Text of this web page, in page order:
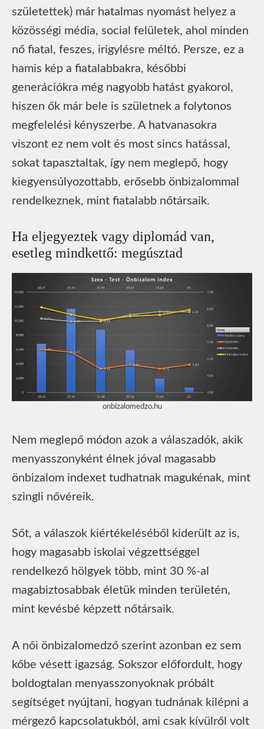
születettek) már hatalmas nyomást helyez a
közösségi média, social felületek, ahol minden
nő fiatal, feszes, irigylésre méltó. Persze, ez a
hamis kép a fiatalabbakra, későbbi
generációkra még nagyobb hatást gyakorol,
hiszen ők már bele is születnek a folytonos
megfelelési kényszerbe. A hatvanasokra
viszont ez nem volt és most sincs hatással,
sokat tapasztaltak, így nem meglepő, hogy
kiegyensúlyozottabb, erősebb önbizalommal
rendelkeznek, mint fiatalabb nőtársaik.
Ha eljegyeztek vagy diplomád van,
esetleg mindkettő: megúsztad
onbizalomedzo.hu
Nem meglepő módon azok a válaszadók, akik
menyasszonyként élnek jóval magasabb
önbizalom indexet tudhatnak magukénak, mint
szingli nővéreik.
Sőt, a válaszok kiértékeléséből kiderült az is,
hogy magasabb iskolai végzettséggel
rendelkező hölgyek több, mint 30 %-al
magabiztosabbak életük minden területén,
mint kevésbé képzett nőtársaik.
A női önbizalomedző szerint azonban ez sem
kőbe vésett igazság. Sokszor előfordult, hogy
boldogtalan menyasszonyoknak próbált
segítséget nyújtani, hogyan tudnának kilépni a
mérgező kapcsolatukból, ami csak kívülről volt